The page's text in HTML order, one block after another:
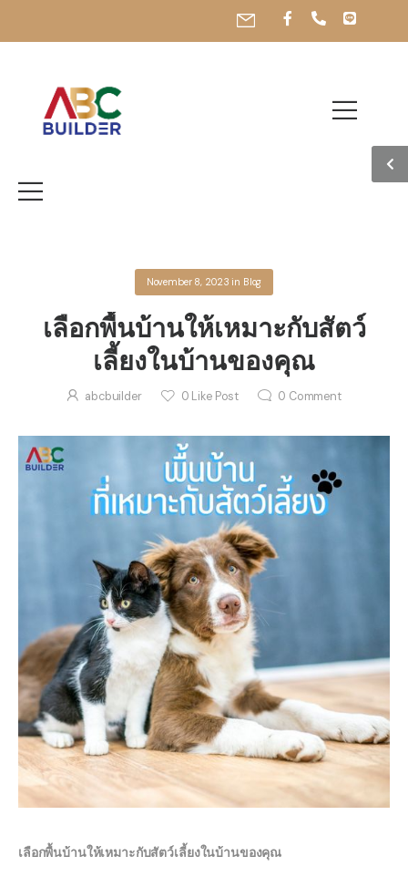
เปิดบริการทุกวัน เวลา 09.00-19.00
November 8, 2023 in Blog
เลือกพื้นบ้านให้เหมาะกับสัตว์
เลี้ยงในบ้านของคุณ
abcbuilder 0 Like Post 0 Comment
เลือกพื้นบ้านให้เหมาะกับสัตว์เลี้ยงในบ้านของคุณ